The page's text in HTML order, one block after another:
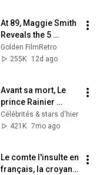
At 89, Maggie Smith
Reveals the 5
People She Loved
the Most
Golden FilmRetro
255K
12d ago
Avant sa mort, Le
prince Rainier
avoue enfin la
VÉRITÉ Choquante
Célébrités & stars d'hier
421K 7mo ago
Le comte l'insulte en
français, la croyant